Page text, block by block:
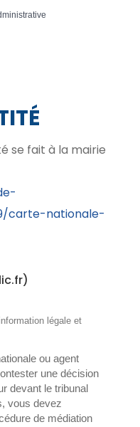
se fait à la mairie
carte-nationale-
légale et
ou agent
une décision
devant le tribunal
vous devez
de médiation